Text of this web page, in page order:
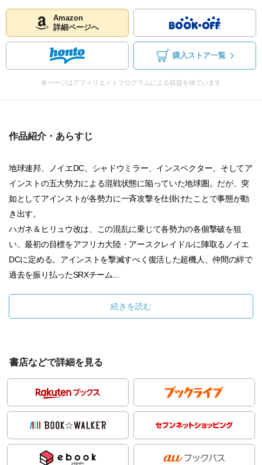
Amazon
詳細ページへ
購入ストア一覧
本ページはアフィリエイトプログラムによる収益を得ています
作品紹介・あらすじ
地球連邦、ノイエDC、シャドウミラー、インスペクター、そしてア
インストの五大勢力による混戦状態に陥っていた地球圏。だが、突
如としてアインストが各勢力に一斉攻撃を仕掛けたことで事態が動
き出す。
ハガネ＆ヒリュウ改は、この混乱に乗じて各勢力の各個撃破を狙
い、最初の目標をアフリカ大陸・アースクレイドルに陣取るノイエ
DCに定める。アインストを撃滅すべく復活した超機人、仲間の絆で
過去を振り払ったSRXチーム...
続きを読む
書店などで詳細を見る